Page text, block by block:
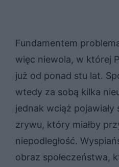
Fundamentem
więc niewola, w której
już od ponad stu lat.
wtedy za sobą kilka
jednak wciąż pojawiały
zrywu, który miałby
niepodległość.
obraz społeczeństwa,